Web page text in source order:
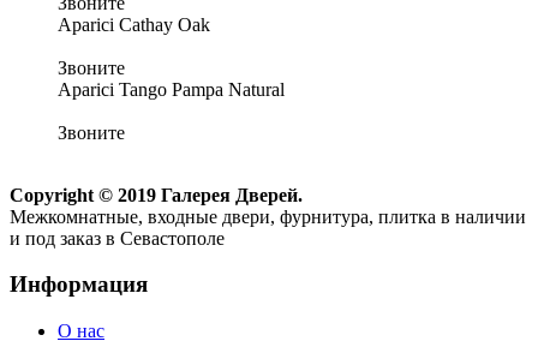
Aparici Cathay Oak
Звоните
Aparici Tango Pampa Natural
Звоните
Copyright © 2019 Галерея Дверей.
Межкомнатные, входные двери, фурнитура, плитка в наличии
и под заказ в Севастополе
Информация
О нас